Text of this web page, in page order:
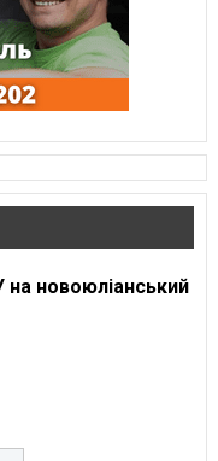
на новоюліанський